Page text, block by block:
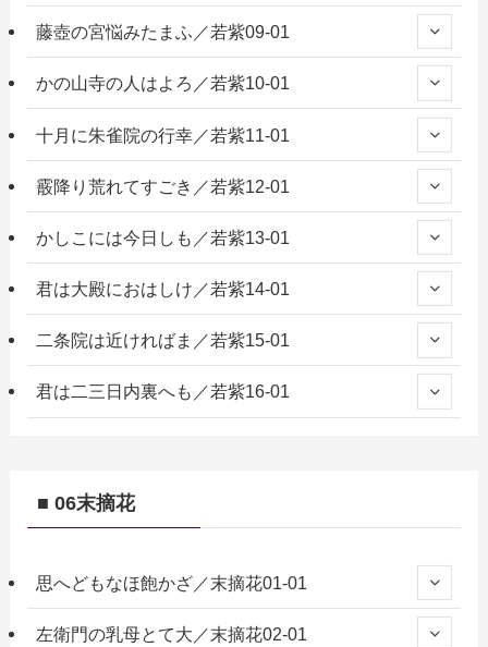
藤壺の宮悩みたまふ／若紫09-01
かの山寺の人はよろ／若紫10-01
十月に朱雀院の行幸／若紫11-01
霰降り荒れてすごき／若紫12-01
かしこには今日しも／若紫13-01
君は大殿におはしけ／若紫14-01
二条院は近ければま／若紫15-01
君は二三日内裏へも／若紫16-01
■ 06末摘花
思へどもなほ飽かざ／末摘花01-01
左衛門の乳母とて大／末摘花02-01